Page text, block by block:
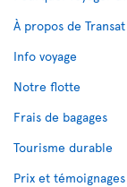
À propos de Transat
Info voyage
Notre flotte
Frais de bagages
Tourisme durable
Prix et